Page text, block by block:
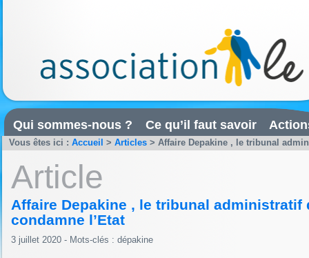
Qui sommes-nous ? Ce qu’il faut savoir
Vous êtes ici : Accueil > Articles > Affaire Depakine , le tribunal
Article
Affaire Depakine , le tribunal administratif
condamne l’Etat
3 juillet 2020 - Mots-clés : dépakine